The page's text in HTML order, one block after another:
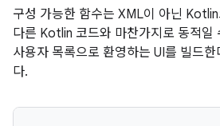
구성 가능한 함수는 XML이 아닌
다른 Kotlin 코드와 마찬가지로 동적일
사용자 목록으로 환영하는 UI를 빌드한
다.